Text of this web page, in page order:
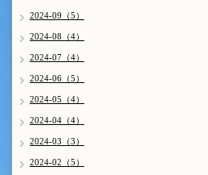
2024-09（5）
2024-08（4）
2024-07（4）
2024-06（5）
2024-05（4）
2024-04（4）
2024-03（3）
2024-02（5）